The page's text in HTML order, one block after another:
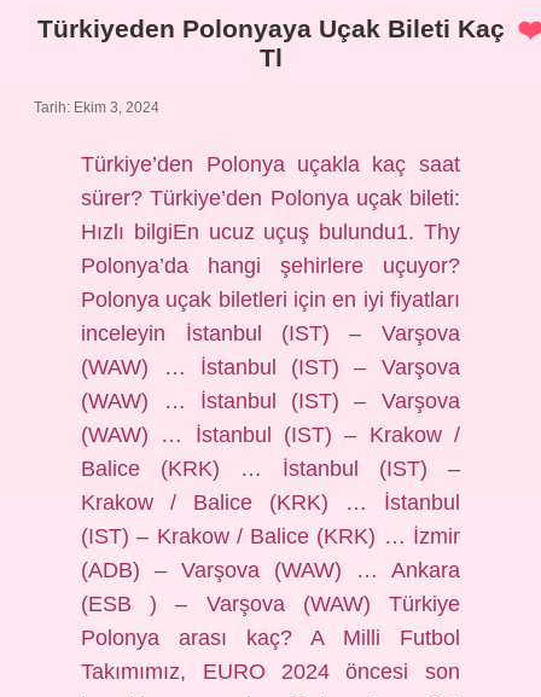
Türkiyeden Polonyaya Uçak Bileti Kaç
Tl
Tarih: Ekim 3, 2024
Türkiye’den Polonya uçakla kaç saat
sürer? Türkiye’den Polonya uçak bileti:
Hızlı bilgiEn ucuz uçuş bulundu1. Thy
Polonya’da hangi şehirlere uçuyor?
Polonya uçak biletleri için en iyi fiyatları
inceleyin İstanbul (IST) – Varşova
(WAW) … İstanbul (IST) – Varşova
(WAW) … İstanbul (IST) – Varşova
(WAW) … İstanbul (IST) – Krakow /
Balice (KRK) … İstanbul (IST) –
Krakow / Balice (KRK) … İstanbul
(IST) – Krakow / Balice (KRK) … İzmir
(ADB) – Varşova (WAW) … Ankara
(ESB ) – Varşova (WAW) Türkiye
Polonya arası kaç? A Milli Futbol
Takımımız, EURO 2024 öncesi son